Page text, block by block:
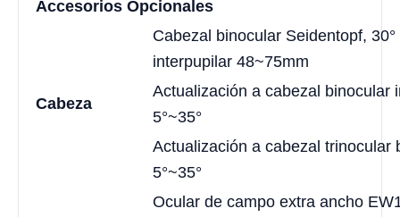
Accesorios Opcionales
Cabeza
Cabezal binocular Seidentopf,
interpupilar 48~75mm
Actualización a cabezal binocular
5°~35°
Actualización a cabezal trinocular
5°~35°
Ocular de campo extra ancho